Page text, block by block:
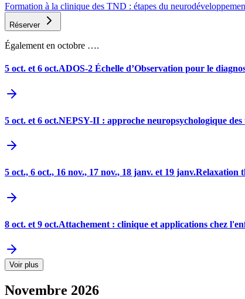
Formation à la clinique des TND : étapes du
Réserver
Également en octobre ….
5 oct. et 6 oct.ADOS-2 Échelle d’Observation pour le
5 oct. et 6 oct.NEPSY-II : approche neuropsychologique des
5 oct., 6 oct., 16 nov., 17 nov., 18 janv. et 19 janv.Relaxation
8 oct. et 9 oct.Attachement : clinique et applications chez
Voir plus
Novembre 2026